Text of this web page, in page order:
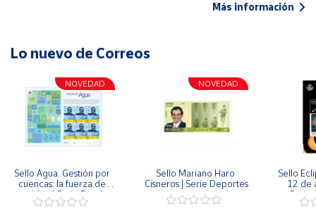
Más información
Lo nuevo de Correos
NOVEDAD
Sello Agua. Gestión por
cuencas: la fuerza de
una idea.| Serie España
ES| Pliego Premium
NOVEDAD
Sello Mariano Haro
Cisneros | Serie Deportes
Sello
12 de
Serie